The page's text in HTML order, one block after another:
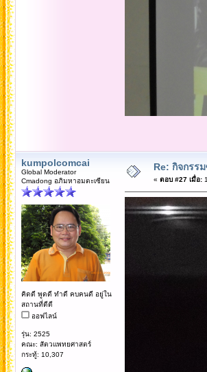
kumpolcomcai
Global Moderator
Cmadong อภิมหาอมตะเซียน
คิดดี พูดดี ทำดี คบคนดี อยู่ใน
สถานที่ดีดี
ออฟไลน์
รุ่น: 2525
คณะ: สัตวแพทยศาสตร์
กระทู้: 10,307
Re: กิจกรร
« ตอบ #27 เมื่อ: